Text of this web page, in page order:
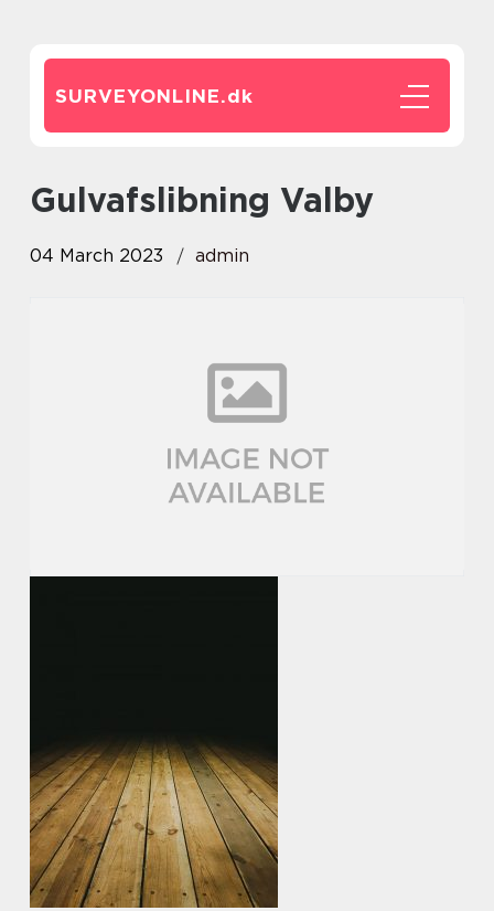
SURVEYONLINE.dk
Gulvafslibning Valby
04 March 2023 admin